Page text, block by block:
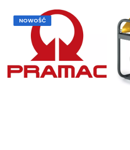
NOWOŚĆ